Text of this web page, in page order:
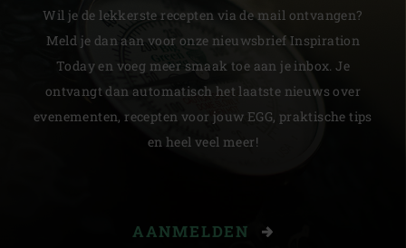
Wil je de lekkerste recepten via de mail ontvangen?
Meld je dan aan voor onze nieuwsbrief Inspiration
Today en voeg meer smaak toe aan je inbox. Je
ontvangt dan automatisch het laatste nieuws over
evenementen, recepten voor jouw EGG, praktische tips
en heel veel meer!
AANMELDEN